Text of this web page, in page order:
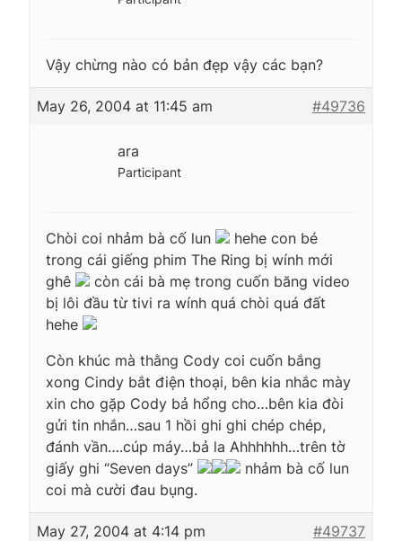
Vậy chừng nào có bản đẹp vậy các bạn?
May 26, 2004 at 11:45 am #49736
ara
Participant
Chòi coi nhảm bà cố lun
hehe con bé
trong cái giếng phim The Ring bị wính mới
ghê
còn cái bà mẹ trong cuốn băng video
bị lôi đầu từ tivi ra wính quá chòi quá đất
hehe
Còn khúc mà thằng Cody coi cuốn bắng
xong Cindy bắt điện thoại, bên kia nhắc mày
xin cho gặp Cody bả hổng cho…bên kia đòi
gửi tin nhắn…sau 1 hồi ghi ghi chép chép,
đánh vần….cúp máy…bả la Ahhhhhh…trên tờ
giấy ghi “Seven days”
nhảm bà cố lun
coi mà cười đau bụng.
May 27, 2004 at 4:14 pm #49737